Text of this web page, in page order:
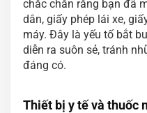
chắc chắn rằng bạn đã
dân, giấy phép lái xe,
máy. Đây là yếu tố bắt
diễn ra suôn sẻ, tránh
đáng có.
Thiết bị y tế và thuốc